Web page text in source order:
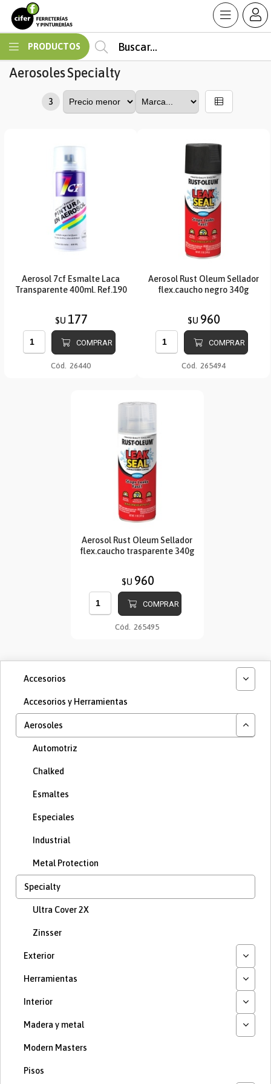
PRODUCTOS
AerosolesSpecialty
3
Aerosol 7cf Esmalte Laca
Transparente 400ml. Ref.190
$U 177
COMPRAR
Cód. 26440
Aerosol Rust Oleum Sellador
flex.caucho negro 340g
$U 960
COMPRAR
Cód. 265494
Aerosol Rust Oleum Sellador
flex.caucho trasparente 340g
$U 960
COMPRAR
Cód. 265495
Accesorios
Accesorios y Herramientas
Aerosoles
Automotriz
Chalked
Esmaltes
Especiales
Industrial
Metal Protection
Specialty
Ultra Cover 2X
Zinsser
Exterior
Herramientas
Interior
Madera y metal
Modern Masters
Pisos